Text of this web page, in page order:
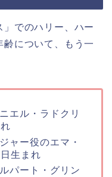
」でのハリー、ハー
について、もう一
エル・ラドクリ
ャー役のエマ・
生まれ
パート・グリン